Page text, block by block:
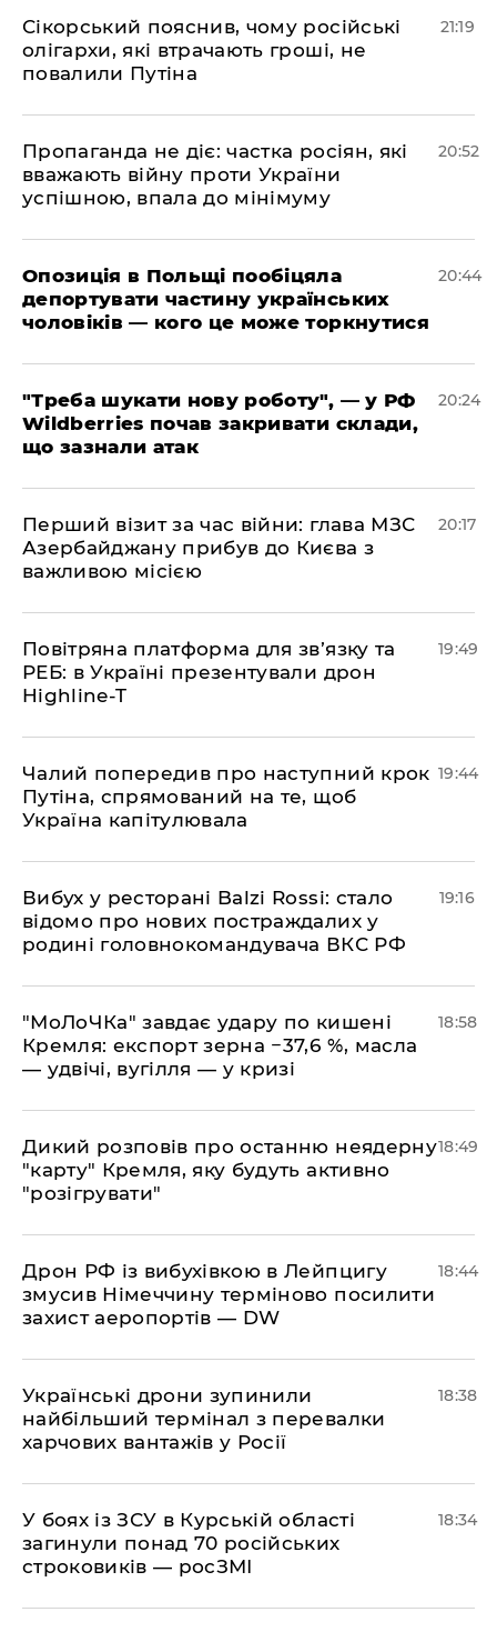
​Сікорський пояснив, чому російські
олігархи, які втрачають гроші, не
повалили Путіна
21:19
​Пропаганда не діє: частка росіян, які
вважають війну проти України
успішною, впала до мінімуму
20:52
​Опозиція в Польщі пообіцяла
депортувати частину українських
чоловіків — кого це може торкнутися
20:44
​"Треба шукати нову роботу", — у РФ
Wildberries почав закривати склади,
що зазнали атак
20:24
​Перший візит за час війни: глава МЗС
Азербайджану прибув до Києва з
важливою місією
20:17
​Повітряна платформа для зв’язку та
РЕБ: в Україні презентували дрон
Highline-T
19:49
​Чалий попередив про наступний крок
Путіна, спрямований на те, щоб
Україна капітулювала
19:44
​Вибух у ресторані Balzi Rossi: стало
відомо про нових постраждалих у
родині головнокомандувача ВКС РФ
19:16
​"МоЛоЧКа" завдає удару по кишені
Кремля: експорт зерна −37,6 %, масла
— удвічі, вугілля — у кризі
18:58
​Дикий розповів про останню неядерну
"карту" Кремля, яку будуть активно
"розігрувати"
18:49
​Дрон РФ із вибухівкою в Лейпцигу
змусив Німеччину терміново посилити
захист аеропортів — DW
18:44
​Українські дрони зупинили
найбільший термінал з перевалки
харчових вантажів у Росії
18:38
​У боях із ЗСУ в Курській області
загинули понад 70 російських
строковиків — росЗМІ
18:34